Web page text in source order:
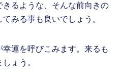
きるような、そんな前向きの
みる事も良いでしょう。
運を呼びこみます。来るも
ょう。